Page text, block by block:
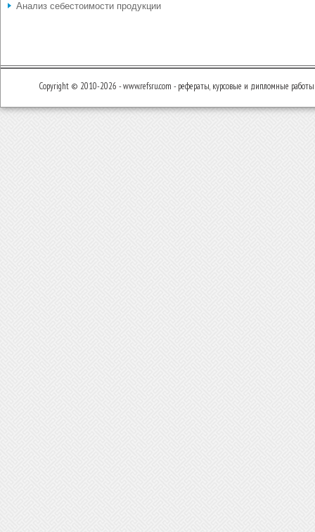
Анализ себестоимости продукции
Copyright © 2010-2026 - www.refsru.com - рефераты, курсовые и дипломные работы